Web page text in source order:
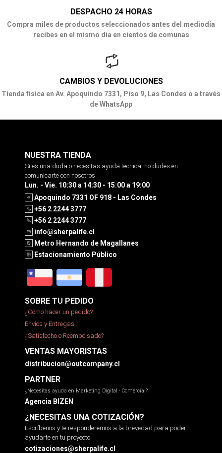
DESPACHO 24 HORAS
Compra miles de productos seleccionados antes del mediodía
recibes en el mismo día en cientos de comunas
CAMBIOS Y DEVOLUCIONES
Tienda física en Av. Apoquindo 7331, Piso 9, Las Condes o a través
de WhatsApp
NUESTRA TIENDA
Si es una duda o necesitas ayuda tecnica, no dudes en
comunicarte con nosotros
Lun. - Vie. 10:30 a 14:30 - 15:00 a 19:00
Apoquindo 7331 OF 918 - Las Condes
+56 2 2244 3777
+56 2 2244 3777
info@sherpalife.cl
Metro Hernando de Magallanes
Estacionamiento Público
SOBRE TU PEDIDO
¿Cómo hacer un pedido?
Envíos y Entregas
¿Satisfecho o Reembolsado?
VENTAS MAYORISTAS
distribucion@outcompany.cl
PARTNER
¿Necesitas ayuda en Marketing Digital - Comercial?
Agencia BIZEN
¿NECESITAS UNA COTIZACIÓN?
Escríbenos y te responderemos a la brevedad para poder
ayudarte en tu proyecto.
cotizaciones@sherpalife.cl